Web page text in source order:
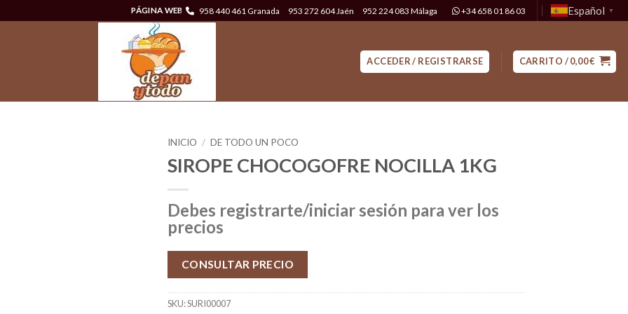
PÁGINA WEB 958 440 461 Granada 953 272 604 Jaén 952 224 083 Málaga +34 658 01 86 03 Español ▼
ACCEDER / REGISTRARSE CARRITO /0,00€
INICIO / DE TODO UN POCO
SIROPE CHOCOGOFRE NOCILLA 1KG
Debes registrarte/iniciar sesión para ver los
precios
CONSULTAR PRECIO
SKU:SURI00007